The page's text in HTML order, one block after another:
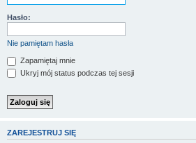
Hasło:
Nie pamiętam hasła
Zapamiętaj mnie
Ukryj mój status podczas tej sesji
ZAREJESTRUJ SIĘ